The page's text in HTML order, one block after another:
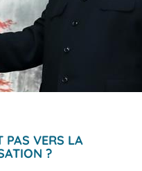
PAS VERS LA
?